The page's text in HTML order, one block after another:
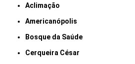
Aclimação
Americanópolis
Bosque da Saúde
Cerqueira César